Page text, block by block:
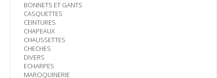
BONNETS ET GANTS
CASQUETTES
CEINTURES
CHAPEAUX
CHAUSSETTES
CHECHES
DIVERS
ECHARPES
MAROQUINERIE